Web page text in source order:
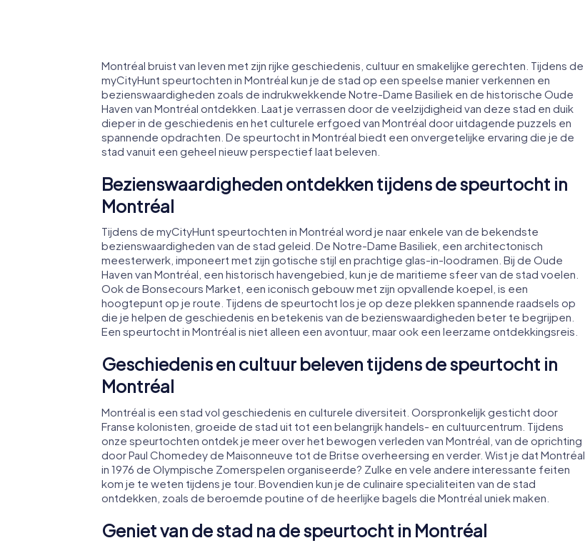
Montréal bruist van leven met zijn rijke geschiedenis, cultuur en smakelijke gerechten. Tijdens de
myCityHunt speurtochten in Montréal kun je de stad op een speelse manier verkennen en
bezienswaardigheden zoals de indrukwekkende Notre-Dame Basiliek en de historische Oude
Haven van Montréal ontdekken. Laat je verrassen door de veelzijdigheid van deze stad en duik
dieper in de geschiedenis en het culturele erfgoed van Montréal door uitdagende puzzels en
spannende opdrachten. De speurtocht in Montréal biedt een onvergetelijke ervaring die je de
stad vanuit een geheel nieuw perspectief laat beleven.
Bezienswaardigheden ontdekken tijdens de speurtocht in
Montréal
Tijdens de myCityHunt speurtochten in Montréal word je naar enkele van de bekendste
bezienswaardigheden van de stad geleid. De Notre-Dame Basiliek, een architectonisch
meesterwerk, imponeert met zijn gotische stijl en prachtige glas-in-loodramen. Bij de Oude
Haven van Montréal, een historisch havengebied, kun je de maritieme sfeer van de stad voelen.
Ook de Bonsecours Market, een iconisch gebouw met zijn opvallende koepel, is een
hoogtepunt op je route. Tijdens de speurtocht los je op deze plekken spannende raadsels op
die je helpen de geschiedenis en betekenis van de bezienswaardigheden beter te begrijpen.
Een speurtocht in Montréal is niet alleen een avontuur, maar ook een leerzame ontdekkingsreis.
Geschiedenis en cultuur beleven tijdens de speurtocht in
Montréal
Montréal is een stad vol geschiedenis en culturele diversiteit. Oorspronkelijk gesticht door
Franse kolonisten, groeide de stad uit tot een belangrijk handels- en cultuurcentrum. Tijdens
onze speurtochten ontdek je meer over het bewogen verleden van Montréal, van de oprichting
door Paul Chomedey de Maisonneuve tot de Britse overheersing en verder. Wist je dat Montréal
in 1976 de Olympische Zomerspelen organiseerde? Zulke en vele andere interessante feiten
kom je te weten tijdens je tour. Bovendien kun je de culinaire specialiteiten van de stad
ontdekken, zoals de beroemde poutine of de heerlijke bagels die Montréal uniek maken.
Geniet van de stad na de speurtocht in Montréal